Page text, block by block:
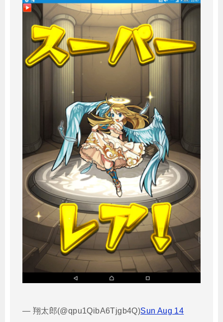
— 翔太郎(@qpu1QibA6Tjgb4Q)Sun Aug 14